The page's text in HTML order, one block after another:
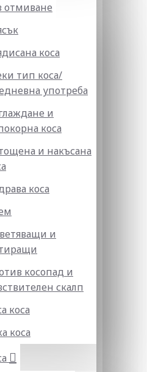
отмиване
коса
тип коса/
употреба
и
коса
и накъсана
коса
и
косопад и
скалп
коса
коса